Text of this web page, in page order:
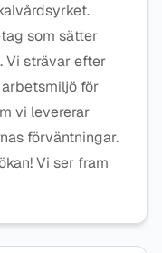
som sätter
Vi strävar efter
för
vi levererar
förväntningar.
Vi ser fram